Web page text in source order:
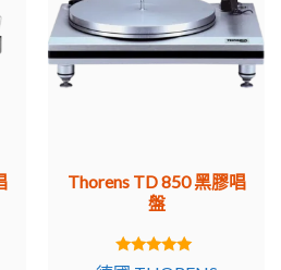
電源同步，後來是 16 V 低
Mk V 具有自動關閉功能，並配備
IV、TD 127、TD 226 (1976 –
125。新型號提供了電動升
並且在最成功的型號 TD 126
Thorens TD 850 黑膠唱
盤
5.00